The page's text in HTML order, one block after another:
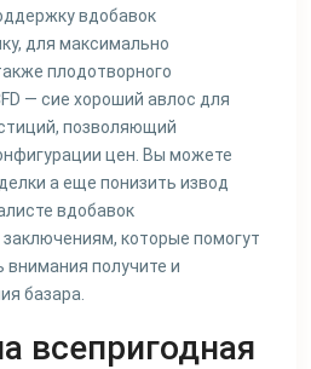
вдобавок
для максимально
плодотворного
— сие хороший авлос для
позволяющий
цен. Вы можете
а еще понизить извод
вдобавок
которые помогут
получите и
базара.
всепригодная